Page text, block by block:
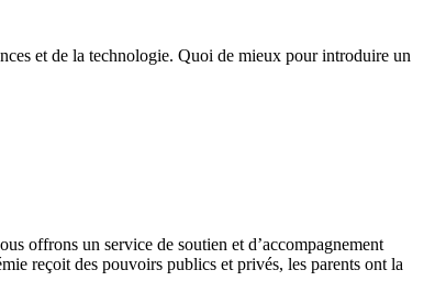
et de la technologie. Quoi de mieux pour introduire un
offrons un service de soutien et d’accompagnement
reçoit des pouvoirs publics et privés, les parents ont la